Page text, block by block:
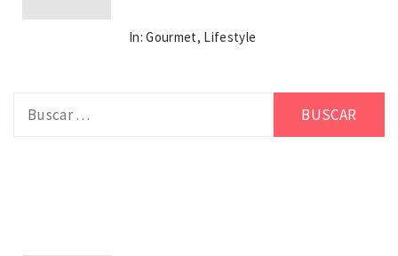
In: Gourmet, Lifestyle